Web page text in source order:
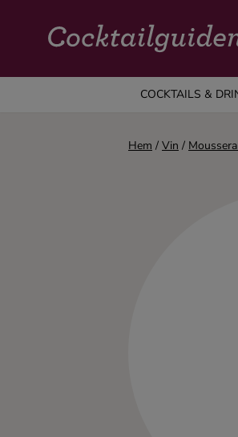
COCKTAILS &
COCKTAILS & DRINKAR
Alla cocktails & drinkar
Hem / Vin /